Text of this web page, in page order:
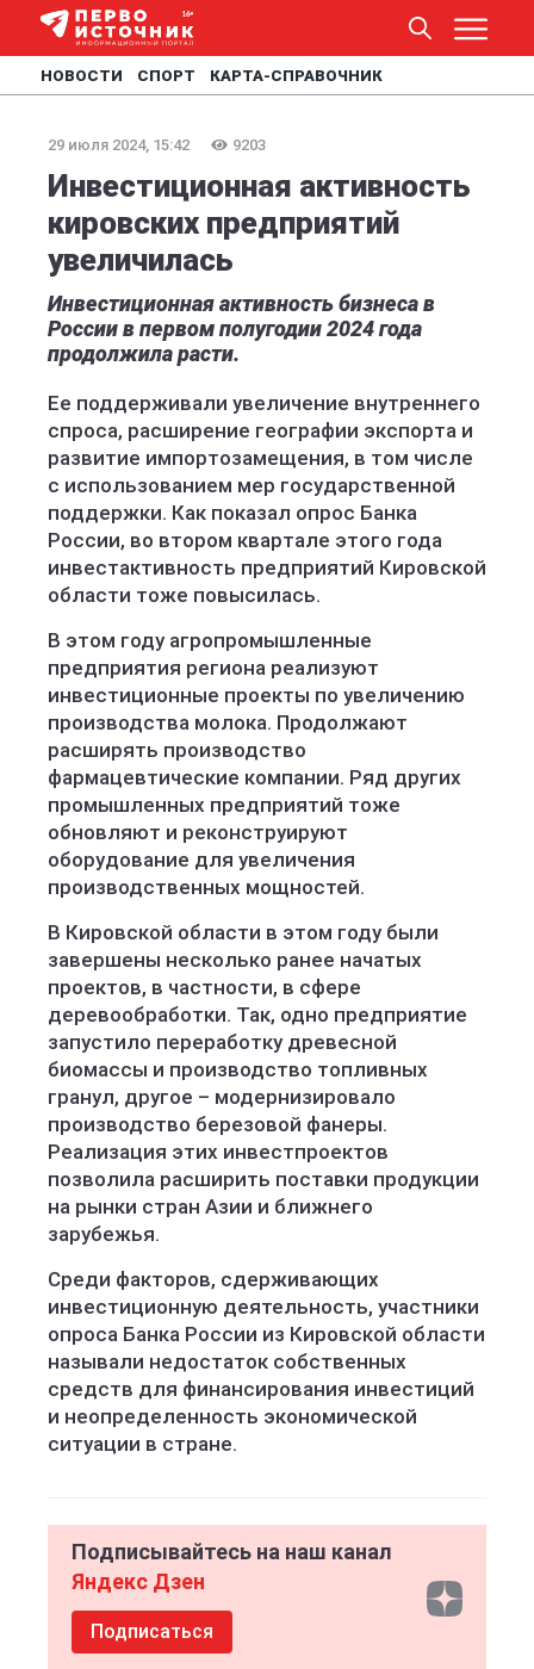
НОВОСТИ СПОРТ КАРТА-СПРАВОЧНИК
29 июля 2024, 15:42 9203
Инвестиционная активность
кировских предприятий
увеличилась
Инвестиционная активность бизнеса в
России в первом полугодии 2024 года
продолжила расти.
Ее поддерживали увеличение внутреннего
спроса, расширение географии экспорта и
развитие импортозамещения, в том числе
с использованием мер государственной
поддержки. Как показал опрос Банка
России, во втором квартале этого года
инвестактивность предприятий Кировской
области тоже повысилась.
В этом году агропромышленные
предприятия региона реализуют
инвестиционные проекты по увеличению
производства молока. Продолжают
расширять производство
фармацевтические компании. Ряд других
промышленных предприятий тоже
обновляют и реконструируют
оборудование для увеличения
производственных мощностей.
В Кировской области в этом году были
завершены несколько ранее начатых
проектов, в частности, в сфере
деревообработки. Так, одно предприятие
запустило переработку древесной
биомассы и производство топливных
гранул, другое – модернизировало
производство березовой фанеры.
Реализация этих инвестпроектов
позволила расширить поставки продукции
на рынки стран Азии и ближнего
зарубежья.
Среди факторов, сдерживающих
инвестиционную деятельность, участники
опроса Банка России из Кировской области
называли недостаток собственных
средств для финансирования инвестиций
и неопределенность экономической
ситуации в стране.
Подписывайтесь на наш канал
Яндекс Дзен
Подписаться